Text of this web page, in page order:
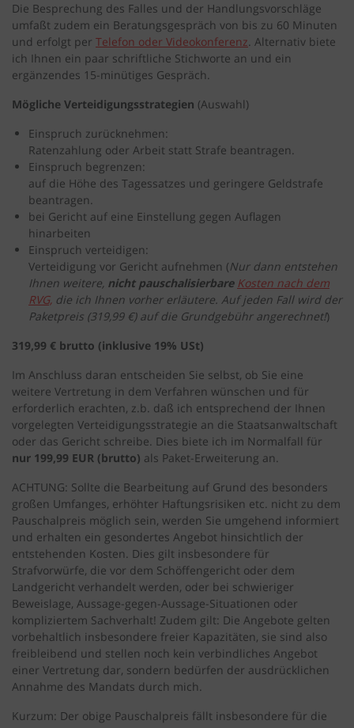
Die Besprechung des Falles und der Handlungsvorschläge
umfaßt zudem ein Beratungsgespräch von bis zu 60 Minuten
und erfolgt per Telefon oder Videokonferenz. Alternativ biete
ich Ihnen ein paar schriftliche Stichworte an und ein
ergänzendes 15-minütiges Gespräch.
Mögliche Verteidigungsstrategien (Auswahl)
Einspruch zurücknehmen:
Ratenzahlung oder Arbeit statt Strafe beantragen.
Einspruch begrenzen:
auf die Höhe des Tagessatzes und geringere Geldstrafe
beantragen.
bei Gericht auf eine Einstellung gegen Auflagen
hinarbeiten
Einspruch verteidigen:
Verteidigung vor Gericht aufnehmen (Nur dann entstehen
Ihnen weitere, nicht pauschalisierbare Kosten nach dem
RVG, die ich Ihnen vorher erläutere. Auf jeden Fall wird der
Paketpreis (319,99 €) auf die Grundgebühr angerechnet!)
319,99 € brutto (inklusive 19% USt)
Im Anschluss daran entscheiden Sie selbst, ob Sie eine
weitere Vertretung in dem Verfahren wünschen und für
erforderlich erachten, z.b. daß ich entsprechend der Ihnen
vorgelegten Verteidigungsstrategie an die Staatsanwaltschaft
oder das Gericht schreibe. Dies biete ich im Normalfall für
nur 199,99 EUR (brutto) als Paket-Erweiterung an.
ACHTUNG: Sollte die Bearbeitung auf Grund des besonders
großen Umfanges, erhöhter Haftungsrisiken etc. nicht zu dem
Pauschalpreis möglich sein, werden Sie umgehend informiert
und erhalten ein gesondertes Angebot hinsichtlich der
entstehenden Kosten. Dies gilt insbesondere für
Strafvorwürfe, die vor dem Schöffengericht oder dem
Landgericht verhandelt werden, oder bei schwieriger
Beweislage, Aussage-gegen-Aussage-Situationen oder
kompliziertem Sachverhalt! Zudem gilt: Die Angebote gelten
vorbehaltlich insbesondere freier Kapazitäten, sie sind also
freibleibend und stellen noch kein verbindliches Angebot
einer Vertretung dar, sondern bedürfen der ausdrücklichen
Annahme des Mandats durch mich.
Kurzum: Der obige Pauschalpreis fällt insbesondere für die